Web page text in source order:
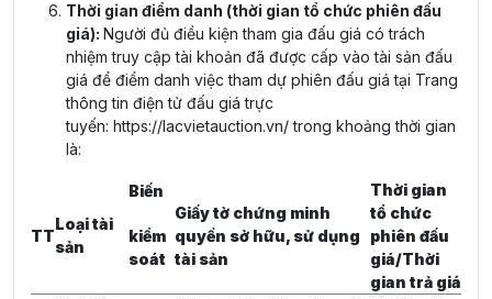
Thời gian điểm danh (thời gian tổ chức phiên đấu
giá): Người đủ điều kiện tham gia đấu giá có trách
nhiệm truy cập tài khoản đã được cấp vào tài sản đấu
giá để điểm danh việc tham dự phiên đấu giá tại Trang
thông tin điện tử đấu giá trực
tuyến: https://lacvietauction.vn/trong khoảng thời gian
là:
TT
Loại tài
sản
Biến
kiểm
soát
Giấy tờ chứng minh
quyền sở hữu, sử dụng
tài sản
Thời gian
tổ chức
phiên đấu
giá/Thời
gian trả giá